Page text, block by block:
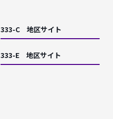
333-C 地区サイト
333-E 地区サイト